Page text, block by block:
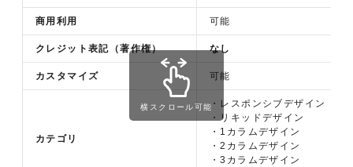
商用利用 可能
クレジット表記（著作権） なし
カスタマイズ 可能
カテゴリ
・レスポンシブデザイン
・リキッドデザイン
・1カラムデザイン
・2カラムデザイン
・3カラムデザイン
横スクロール可能